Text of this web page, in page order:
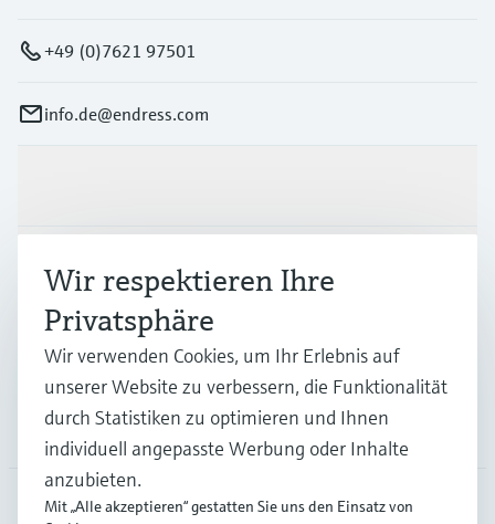
+49 (0)7621 97501
info.de@endress.com
Branchen
Support
Unternehmen
Wir respektieren Ihre
Privatsphäre
Wir verwenden Cookies, um Ihr Erlebnis auf
unserer Website zu verbessern, die Funktionalität
durch Statistiken zu optimieren und Ihnen
individuell angepasste Werbung oder Inhalte
anzubieten.
Mit „Alle akzeptieren“ gestatten Sie uns den Einsatz von